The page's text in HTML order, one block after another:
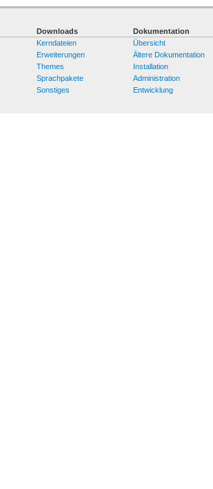
Downloads
Kerndateien
Erweiterungen
Themes
Sprachpakete
Sonstiges
Dokumentation
Übersicht
Ältere Dokumentation
Installation
Administration
Entwicklung